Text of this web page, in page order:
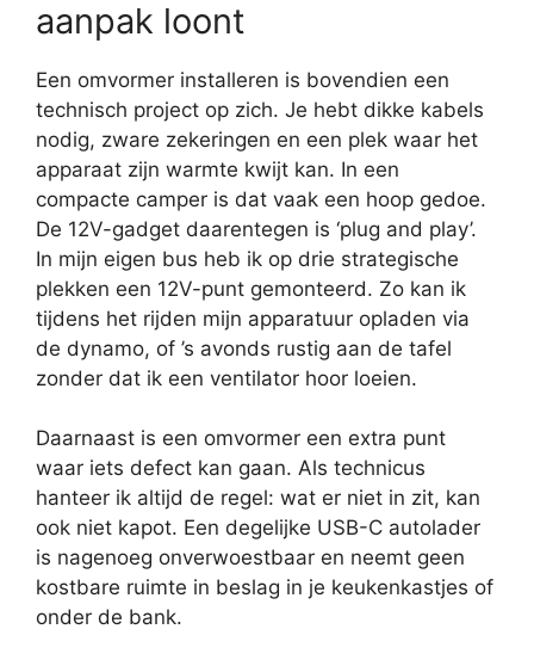
aanpak loont
Een omvormer installeren is bovendien een
technisch project op zich. Je hebt dikke kabels
nodig, zware zekeringen en een plek waar het
apparaat zijn warmte kwijt kan. In een
compacte camper is dat vaak een hoop gedoe.
De 12V-gadget daarentegen is ‘plug and play’.
In mijn eigen bus heb ik op drie strategische
plekken een 12V-punt gemonteerd. Zo kan ik
tijdens het rijden mijn apparatuur opladen via
de dynamo, of ’s avonds rustig aan de tafel
zonder dat ik een ventilator hoor loeien.
Daarnaast is een omvormer een extra punt
waar iets defect kan gaan. Als technicus
hanteer ik altijd de regel: wat er niet in zit, kan
ook niet kapot. Een degelijke USB-C autolader
is nagenoeg onverwoestbaar en neemt geen
kostbare ruimte in beslag in je keukenkastjes of
onder de bank.